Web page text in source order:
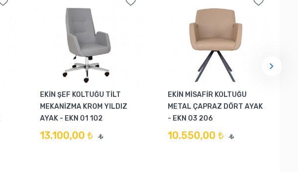
EKİN ŞEF KOLTUĞU TİLT
MEKANİZMA KROM YILDIZ
AYAK - EKN 01 102
13.100,00 ₺ ₺
EKİN MİSAFİR KOLTUĞU
METAL ÇAPRAZ DÖRT AYAK
- EKN 03 206
10.550,00 ₺ ₺